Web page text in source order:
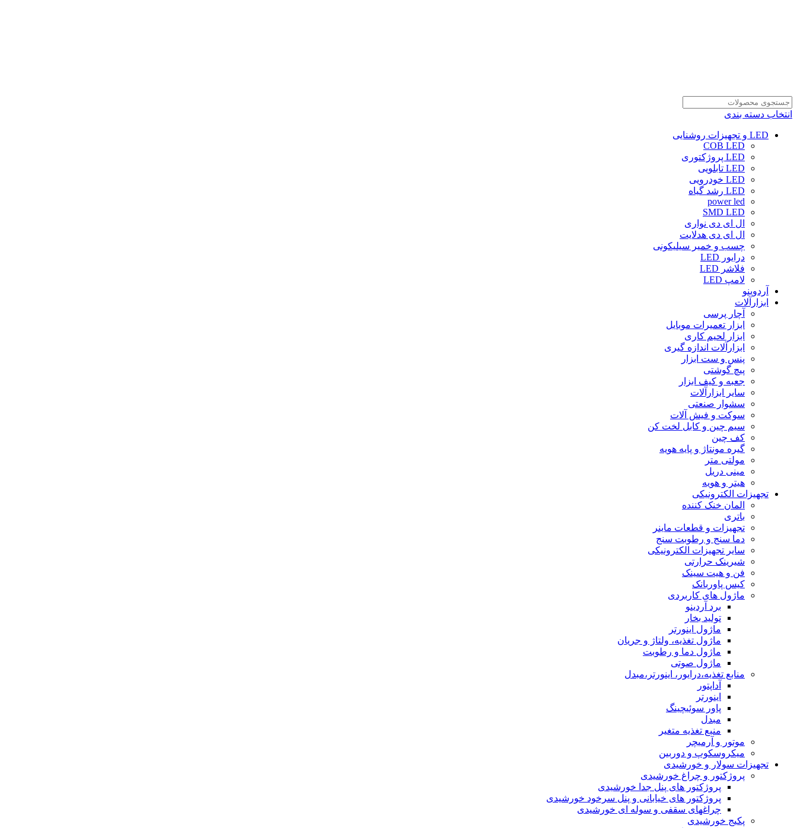
انتخاب دسته بندی
LED و تجهیزات روشنایی
COB LED
LED پروژکتوری
LED تابلویی
LED خودرویی
LED رشد گیاه
power led
SMD LED
ال ای دی نواری
ال ای دی هدلایت
چسب و خمیر سیلیکونی
درایور LED
فلاشر LED
لامپ LED
آردوینو
ابزارآلات
آچار پرسی
ابزار تعمیرات موبایل
ابزار لحیم کاری
ابزارآلات اندازه گیری
پنس و ست ابزار
پیچ گوشتی
جعبه و کیف ابزار
سایر ابزارآلات
سشوار صنعتی
سوکت و فیش آلات
سیم چین و کابل لخت کن
کف چین
گیره مونتاژ و پایه هویه
مولتی متر
مینی دریل
هیتر و هویه
تجهیزات الکترونیکی
المان خنک کننده
باتری
تجهیزات و قطعات ماینر
دما سنج و رطوبت سنج
سایر تجهیزات الکترونیکی
شیرینک حرارتی
فن و هیت سینک
کیس پاوربانک
ماژول های کاربردی
برد آردینو
تولید بخار
ماژول اینورتر
ماژول تغذیه، ولتاژ و جریان
ماژول دما و رطوبت
ماژول صوتی
منابع تغذیه،درایور، اینورتر،مبدل
آداپتور
اینورتر
پاور سوئیچینگ
مبدل
منبع تغذیه متغیر
موتور و آرمیچر
میکروسکوپ و دوربین
تجهیزات سولار و خورشیدی
پروژکتور و چراغ خورشیدی
پروژکتور های پنل جدا خورشیدی
پروژکتور های خیابانی و پنل سرخود خورشیدی
چراغهای سقفی و سوله ای خورشیدی
پکیج خورشیدی